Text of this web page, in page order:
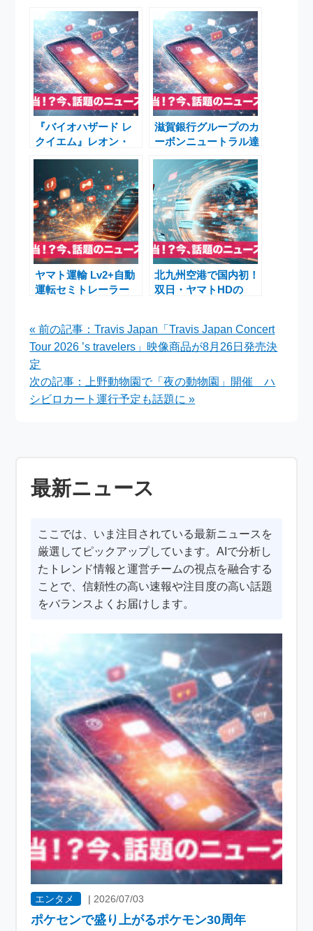
『バイオハザード レ
クイエム』レオン・
題沸騰！ TGA2025最
新トレイラーと開発イ
ンタビューまとめ
滋賀銀行グループのカ
ーボンニュートラル達
リンク・ローン」開始
ヤマト運輸 Lv2+自動
運転セミトレーラー
北九州空港で国内初！
双日・ヤマトHDの
験飛行開始
« 前の記事：Travis Japan「Travis Japan Concert
Tour 2026 ’s travelers」映像商品が8月26日発売決
定
次の記事：上野動物園で「夜の動物園」開催 ハ
シビロカート運行予定も話題に »
最新ニュース
ここでは、いま注目されている最新ニュースを
厳選してピックアップしています。AIで分析し
たトレンド情報と運営チームの視点を融合する
ことで、信頼性の高い速報や注目度の高い話題
をバランスよくお届けします。
エンタメ | 2026/07/03
ポケセンで盛り上がるポケモン30周年